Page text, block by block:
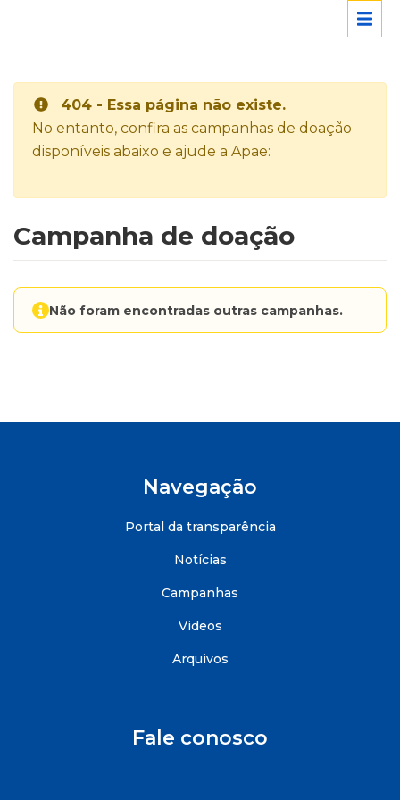
404 - Essa página não existe.
No entanto, confira as campanhas de doação
disponíveis abaixo e ajude a Apae:
Campanha de doação
Não foram encontradas outras campanhas.
Navegação
Portal da transparência
Notícias
Campanhas
Videos
Arquivos
Fale conosco